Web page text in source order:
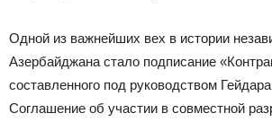
Одной из важнейших вех в истории
Азербайджана стало подписание
составленного под руководством
Соглашение об участии в совместной